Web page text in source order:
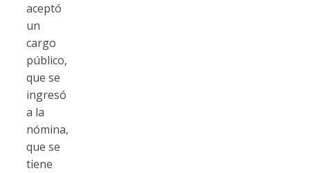
aceptó
un
cargo
público,
que se
ingresó
a la
nómina,
que se
tiene